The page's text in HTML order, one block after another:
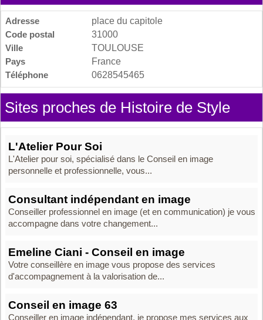
Adresse
place du capitole
Code postal
31000
Ville
TOULOUSE
Pays
France
Téléphone
0628545465
Sites proches de Histoire de Style
L'Atelier Pour Soi
L'Atelier pour soi, spécialisé dans le Conseil en image
personnelle et professionnelle, vous...
Consultant indépendant en image
Conseiller professionnel en image (et en communication) je vous
accompagne dans votre changement...
Emeline Ciani - Conseil en image
Votre conseillère en image vous propose des services
d'accompagnement à la valorisation de...
Conseil en image 63
Conseiller en image indépendant, je propose mes services aux